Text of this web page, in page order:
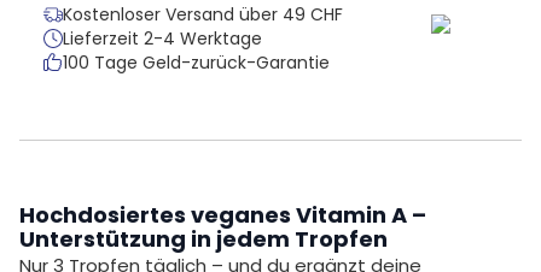
Kostenloser Versand über 49 CHF
Lieferzeit 2-4 Werktage
100 Tage Geld-zurück-Garantie
Hochdosiertes veganes Vitamin A –
Unterstützung in jedem Tropfen
Nur 3 Tropfen täglich – und du ergänzt deine